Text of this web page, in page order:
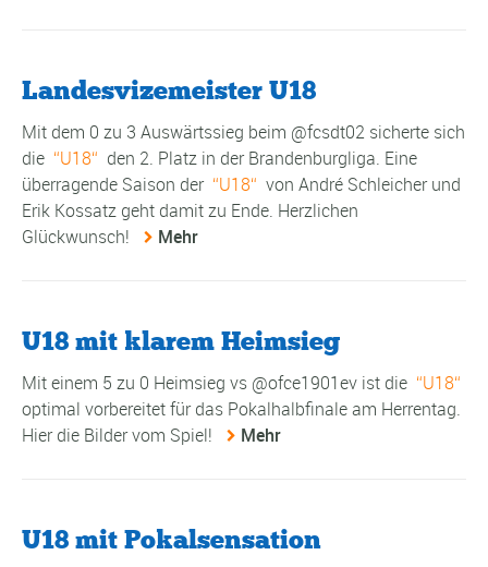
Landesvizemeister U18
Mit dem 0 zu 3 Auswärtssieg beim @fcsdt02 sicherte sich
die
U18
den 2. Platz in der Brandenburgliga. Eine
überragende Saison der
U18
von André Schleicher und
Erik Kossatz geht damit zu Ende. Herzlichen
Glückwunsch!
Mehr
U18 mit klarem Heimsieg
Mit einem 5 zu 0 Heimsieg vs @ofce1901ev ist die
U18
optimal vorbereitet für das Pokalhalbfinale am Herrentag.
Hier die Bilder vom Spiel!
Mehr
U18 mit Pokalsensation